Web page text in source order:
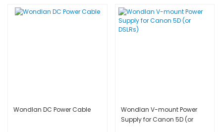
Wondlan DC Power Cable
Wondlan V-mount Power
Supply for Canon 5D (or